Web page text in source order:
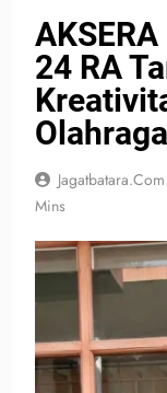
24 RA
Jagatbatara.com
Mins